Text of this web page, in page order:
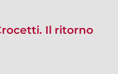
Il ritorno